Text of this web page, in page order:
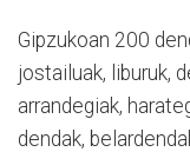
Gipzukoan 200
jostailuak, liburuk,
arrandegiak,
dendak,